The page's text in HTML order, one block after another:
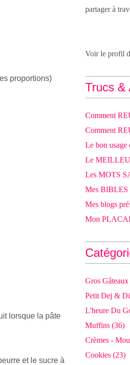
proportions)
lorsque la pâte
et le sucre à
partager à
Voir le profil
Trucs &
Comment
Comment
Le bon usage
Le
Les MOTS
Mes BIBLES
Mes blogs
Mon
Gros Gâteaux
Petit Dej &
L'heure Du
Muffins (36)
Crèmes -
Cookies (23)